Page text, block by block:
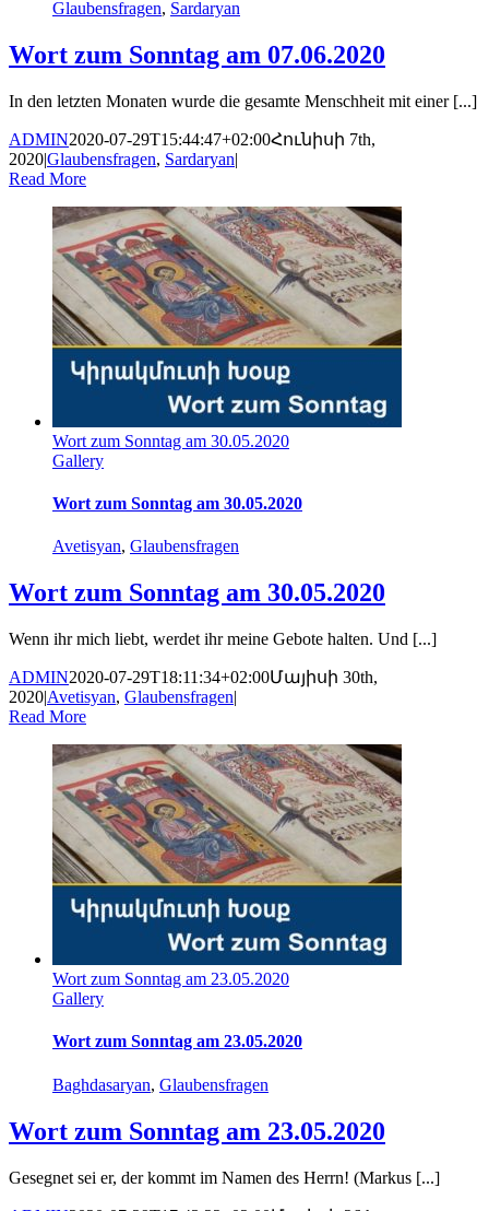
Glaubensfragen, Sardaryan
Wort zum Sonntag am 07.06.2020
In den letzten Monaten wurde die gesamte Menschheit mit einer [...]
ADMIN2020-07-29T15:44:47+02:00Հունիսի 7th,
2020|Glaubensfragen, Sardaryan|
Read More
Wort zum Sonntag am 30.05.2020
Gallery
Wort zum Sonntag am 30.05.2020
Avetisyan, Glaubensfragen
Wort zum Sonntag am 30.05.2020
Wenn ihr mich liebt, werdet ihr meine Gebote halten. Und [...]
ADMIN2020-07-29T18:11:34+02:00Մայիսի 30th,
2020|Avetisyan, Glaubensfragen|
Read More
Wort zum Sonntag am 23.05.2020
Gallery
Wort zum Sonntag am 23.05.2020
Baghdasaryan, Glaubensfragen
Wort zum Sonntag am 23.05.2020
Gesegnet sei er, der kommt im Namen des Herrn! (Markus [...]